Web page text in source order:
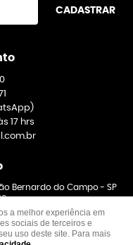
CADASTRAR
17 hrs
Bernardo do Campo- SP
a melhor experiência em
sociais de terceiros e
uso deste site. Para mais